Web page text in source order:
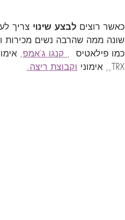
כאשר רוצים לבצע שינוי צריך
שונה ממה שהרבה נשים מכירות
כמו פילאטיס  , קנגו ג'אמפ,
TRX,, אימוני
וקבוצת ריצה.